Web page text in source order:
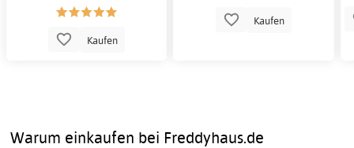
Kaufen
Kaufen
Warum einkaufen bei Freddyhaus.de